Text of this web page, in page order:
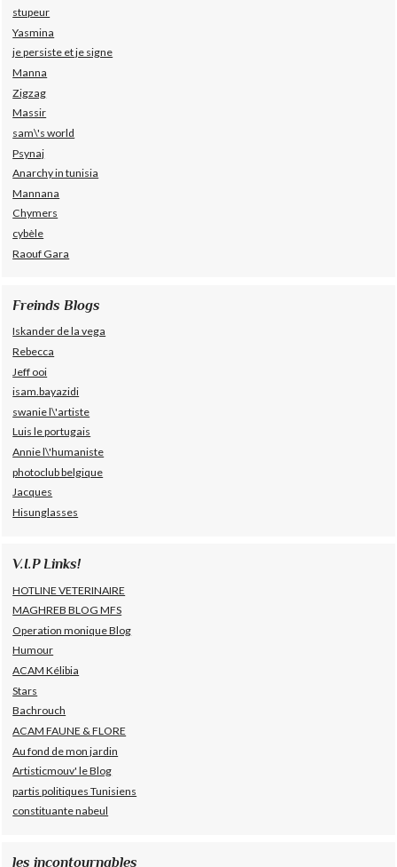
stupeur
Yasmina
je persiste et je signe
Manna
Zigzag
Massir
sam\'s world
Psynaj
Anarchy in tunisia
Mannana
Chymers
cybèle
Raouf Gara
Freinds Blogs
Iskander de la vega
Rebecca
Jeff ooi
isam.bayazidi
swanie l\'artiste
Luis le portugais
Annie l\'humaniste
photoclub belgique
Jacques
Hisunglasses
V.I.P Links!
HOTLINE VETERINAIRE
MAGHREB BLOG MFS
Operation monique Blog
Humour
ACAM Kélibia
Stars
Bachrouch
ACAM FAUNE & FLORE
Au fond de mon jardin
Artisticmouv' le Blog
partis politiques Tunisiens
constituante nabeul
les incontournables